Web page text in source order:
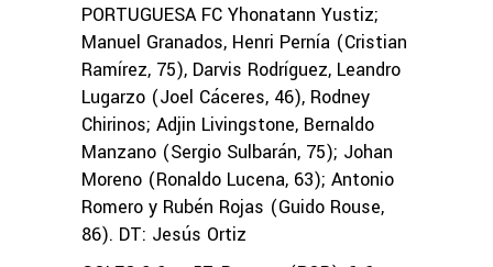
PORTUGUESA FC Yhonatann Yustiz;
Manuel Granados, Henri Pernía (Cristian
Ramírez, 75), Darvis Rodríguez, Leandro
Lugarzo (Joel Cáceres, 46), Rodney
Chirinos; Adjin Livingstone, Bernaldo
Manzano (Sergio Sulbarán, 75); Johan
Moreno (Ronaldo Lucena, 63); Antonio
Romero y Rubén Rojas (Guido Rouse,
86). DT: Jesús Ortiz